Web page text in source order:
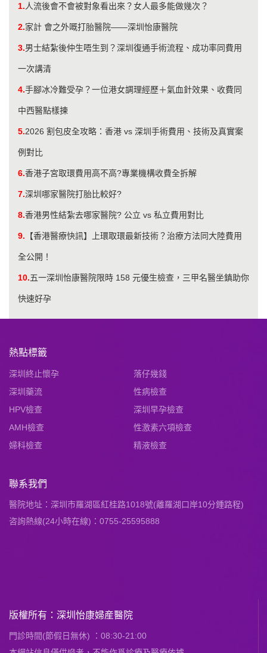
1.人流後會不會被對象看出來？女人最多能做幾次？
2.家計 會之外嘅打胎醫院——深圳怡康醫院
3.男士結紮後仲生唔生到？深圳復通手術流程、成功率同費用
一次講清
4.手腳冰冷難受孕？一位港女調理經歷＋氣血針效果、收費同
中西醫點樣揀
5.2026 割包皮全攻略：香港 vs 深圳手術費用、技術及真實案
例對比
6.香港子宮取環費用高不高?專業機構收費全拆解
7.深圳哪家醫院打胎比較好?
8.香港男性結紮去哪家醫院? 公立 vs 私立費用對比
9. 【香港醫療快訊】上環取環最新技術？治療方法同大陸費用
全公開！
10.五一深圳怡康醫院限時 158 元優生檢查，三甲名醫坐鎮助你
快速好孕
熱點標籤
深圳終止懷孕
落仔幾錢
深圳藥流
性病檢查
HPV檢查
深圳早孕檢查
AMH檢查
性激素六項檢查
婦科檢查
精液檢查
聯系我們
醫院地址：深圳市羅湖區紅桂路1018號(離羅湖口岸10分鍾路程)
咨詢熱線(24小時在線)：0755-25595888
版權所有：深圳怡康婦産醫院
門診時間(節假日無休) ：08:30-21:00